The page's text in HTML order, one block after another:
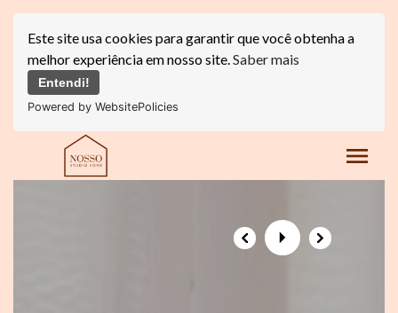
Este site usa cookies para garantir que você obtenha a
melhor experiência em nosso site.Saber mais
Entendi!
Powered by WebsitePolicies
menu